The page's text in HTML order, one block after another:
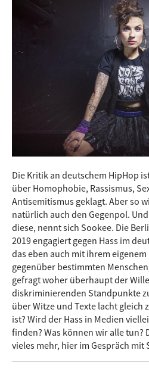
Die Kritik an deutschem HipHop
über Homophobie, Rassismus,
Antisemitismus geklagt. Aber so
natürlich auch den Gegenpol.
diese, nennt sich Sookee. Die
2019 engagiert gegen Hass im
das eben auch mit ihrem
gegenüber bestimmten
gefragt woher überhaupt der
diskriminierenden Standpunkte
über Witze und Texte lacht gleich
ist? Wird der Hass in Medien
finden? Was können wir alle tun?
vieles mehr, hier im Gespräch mit